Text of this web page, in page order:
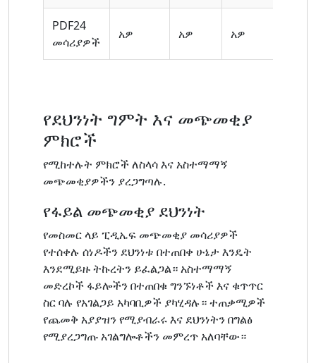
PDF24
መሳሪያዎች
አዎ አዎ አዎ
የደህንነት ግምት እና መጭመቂያ
ምክሮች
የሚከተሉት ምክሮች ለስላሳ እና አስተማማኝ
መጭመቂያዎችን ያረጋግጣሉ.
የፋይል መጭመቂያ ደህንነት
የመስመር ላይ ፒዲኤፍ መጭመቂያ መሳሪያዎች
የተሰቀሉ ሰነዶችን ደህንነቱ በተጠበቀ ሁኔታ እንዴት
እንደሚይዙ ትኩረትን ይፈልጋል። አስተማማኝ
መድረኮች ፋይሎችን በተጠበቁ ግንኙነቶች እና ቁጥጥር
ስር ባሉ የአገልጋይ አካባቢዎች ያካሂዳሉ። ተጠቃሚዎች
የጨመቅ አያያዝን የሚያብራሩ እና ደህንነትን በግልፅ
የሚያረጋግጡ አገልግሎቶችን መምረጥ አለባቸው።